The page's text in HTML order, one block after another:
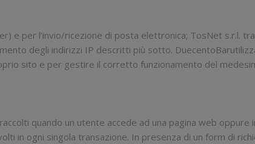
e per l’invio/ricezione di posta elettronica; TosNet s.r.l.
degli indirizzi IP descritti più sotto.
sito e per gestire il corretto funzionamento del
quando un utente accede ad una pagina web oppure
in ogni singola transazione. In presenza di un form di